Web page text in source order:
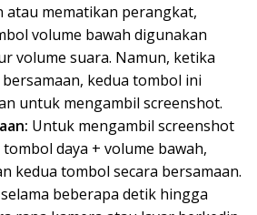
atau mematikan perangkat,
volume bawah digunakan
volume suara. Namun, ketika
kedua tombol ini
untuk mengambil screenshot.
Untuk mengambil screenshot
daya + volume bawah,
kedua tombol secara bersamaan.
beberapa detik hingga